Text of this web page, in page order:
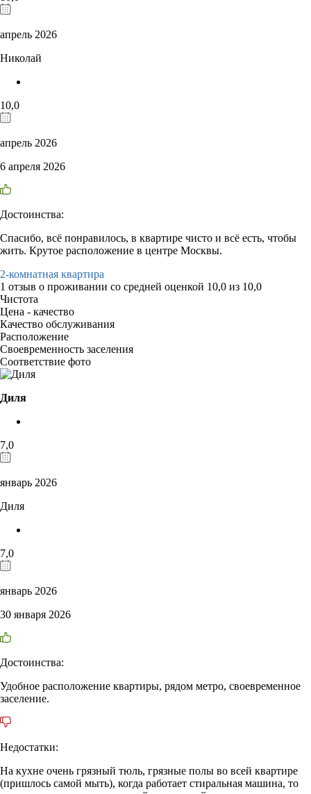
апрель 2026
Николай
10,0
апрель 2026
6 апреля 2026
Достоинства:
Спасибо, всё понравилось, в квартире чисто и всё есть, чтобы
жить. Крутое расположение в центре Москвы.
2-комнатная квартира
1 отзыв о проживании со средней оценкой 10,0 из 10,0
Чистота
Цена - качество
Качество обслуживания
Расположение
Своевременность заселения
Соответствие фото
Диля
7,0
январь 2026
Диля
7,0
январь 2026
30 января 2026
Достоинства:
Удобное расположение квартиры, рядом метро, своевременное
заселение.
Недостатки:
На кухне очень грязный тюль, грязные полы во всей квартире
(пришлось самой мыть), когда работает стиральная машина, то